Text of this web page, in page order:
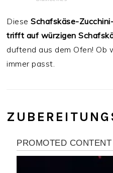
Diese Schafskäse-
trifft auf würzigen
duftend aus dem Ofen! Ob
immer passt.